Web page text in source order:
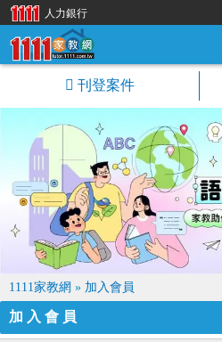
刊登案件
1111家教網 » 加入會員
加入會員
人力銀行